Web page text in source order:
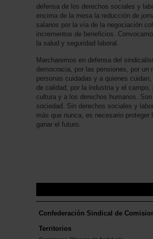
defensa de los derechos sociales y
encima de la mesa la reducción de
salarios por la vía de la negociación
incrementos de beneficios.
la salud y seguridad laboral.
Marcharemos en defensa del
democracia, por las pensiones, por un
personas cuidadas y a quienes
de calidad, por la industria y el
cultura y a los derechos humanos.
sociedad. Sin derechos sociales y
más que nunca, es necesario
ganar el futuro.
Confederación Sindical de
Territorios